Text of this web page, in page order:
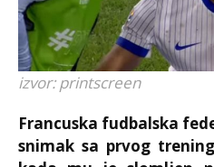
izvor: printscreen
Francuska fudbalska
snimak sa prvog